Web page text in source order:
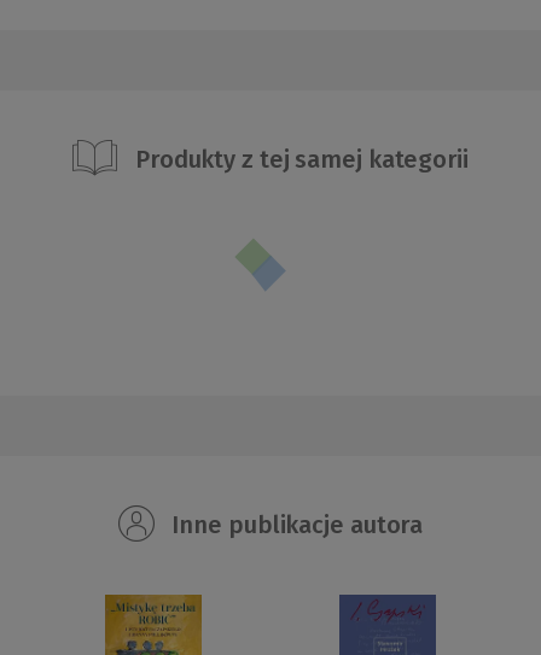
Produkty z tej samej kategorii
Inne publikacje autora